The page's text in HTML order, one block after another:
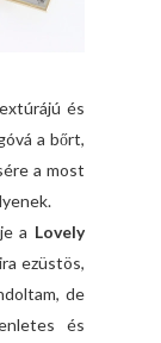
és
a bőrt,
a most
a Lovely
ezüstös,
de
és